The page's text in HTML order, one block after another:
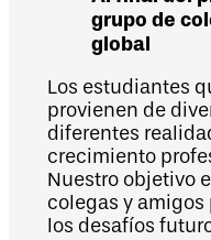
grupo de
global
Los estudiantes
provienen de
diferentes
crecimiento
Nuestro objetivo
colegas y
los desafíos